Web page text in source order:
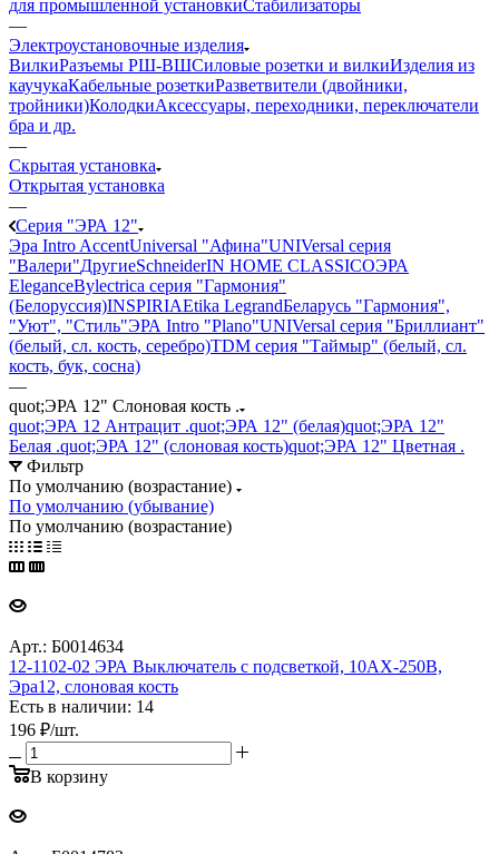
для промышленной установкиСтабилизаторы
—
Электроустановочные изделия
ВилкиРазъемы РШ-ВШСиловые розетки и вилкиИзделия из
каучукаКабельные розеткиРазветвители (двойники,
тройники)КолодкиАксессуары, переходники, переключатели
бра и др.
—
Скрытая установка
Открытая установка
—
Серия "ЭРА 12"
Эра Intro AccentUniversal "Афина"UNIVersal серия
"Валери"ДругиеSchneiderIN HOME CLASSICOЭРА
EleganceBylectrica серия "Гармония"
(Белоруссия)INSPIRIAEtika LegrandБеларусь "Гармония",
"Уют", "Стиль"ЭРА Intro "Plano"UNIVersal серия "Бриллиант"
(белый, сл. кость, серебро)TDM серия "Таймыр" (белый, сл.
кость, бук, сосна)
—
quot;ЭРА 12" Слоновая кость .
quot;ЭРА 12 Антрацит .quot;ЭРА 12" (белая)quot;ЭРА 12"
Белая .quot;ЭРА 12" (слоновая кость)quot;ЭРА 12" Цветная .
Фильтр
По умолчанию (возрастание)
По умолчанию (убывание)
По умолчанию (возрастание)
Арт.: Б0014634
12-1102-02 ЭРА Выключатель с подсветкой, 10АХ-250В,
Эра12, слоновая кость
Есть в наличии: 14
196 ₽/шт.
В корзину